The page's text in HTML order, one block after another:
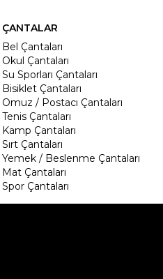
ÇANTALAR
Bel Çantaları
Okul Çantaları
Su Sporları Çantaları
Bisiklet Çantaları
Omuz / Postacı Çantaları
Tenis Çantaları
Kamp Çantaları
Sırt Çantaları
Yemek / Beslenme Çantaları
Mat Çantaları
Spor Çantaları